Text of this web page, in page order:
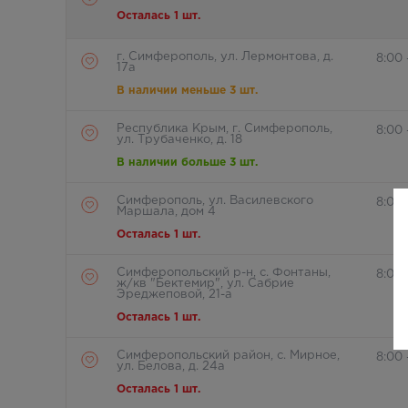
Осталась 1 шт.
г. Симферополь, ул. Лермонтова, д.
17а
В наличии меньше 3 шт.
8:00
Республика Крым, г. Симферополь,
ул. Трубаченко, д. 18
В наличии больше 3 шт.
8:00
Симферополь, ул. Василевского
Маршала, дом 4
Осталась 1 шт.
8:00
Симферопольский р-н, с. Фонтаны,
ж/кв "Бектемир", ул. Сабрие
Эреджеповой, 21-а
Осталась 1 шт.
8:00
Симферопольский район, с. Мирное,
ул. Белова, д. 24а
Осталась 1 шт.
8:00